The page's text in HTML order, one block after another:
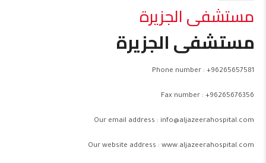
مستشفى الجزيرة
مستشفى الجزيرة
Phone number : +96265657581
Fax number : +96265676356
Our email address : info@aljazeerahospital.com
Our website address : www.aljazeerahospital.com